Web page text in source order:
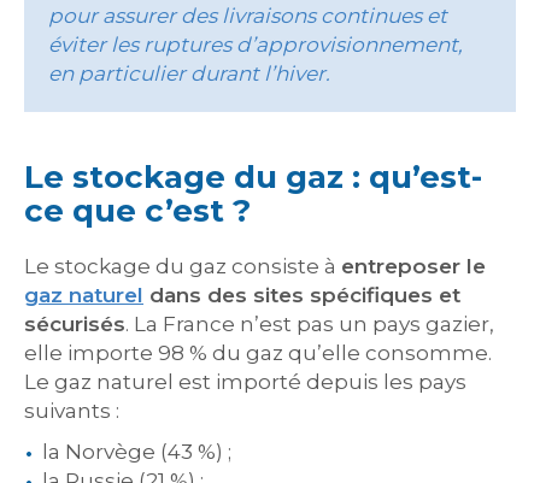
pour assurer des livraisons continues et
éviter les ruptures d’approvisionnement,
en particulier durant l’hiver.
Le stockage du gaz : qu’est-
ce que c’est ?
Le stockage du gaz consiste à entreposer le
gaz naturel dans des sites spécifiques et
sécurisés. La France n’est pas un pays gazier,
elle importe 98 % du gaz qu’elle consomme.
Le gaz naturel est importé depuis les pays
suivants :
la Norvège (43 %) ;